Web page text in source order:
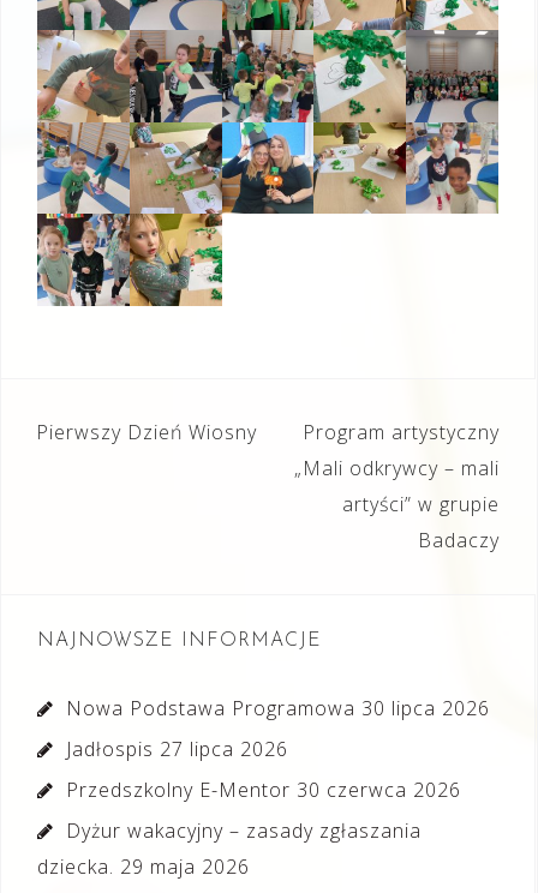
Nawigacja
Pierwszy Dzień Wiosny
Program artystyczny
„Mali odkrywcy – mali
artyści” w grupie
Badaczy
NAJNOWSZE INFORMACJE
Nowa Podstawa Programowa 30 lipca 2026
Jadłospis 27 lipca 2026
Przedszkolny E-Mentor 30 czerwca 2026
Dyżur wakacyjny – zasady zgłaszania
dziecka. 29 maja 2026